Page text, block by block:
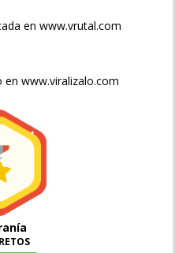
en www.vrutal.com
en www.viralizalo.com